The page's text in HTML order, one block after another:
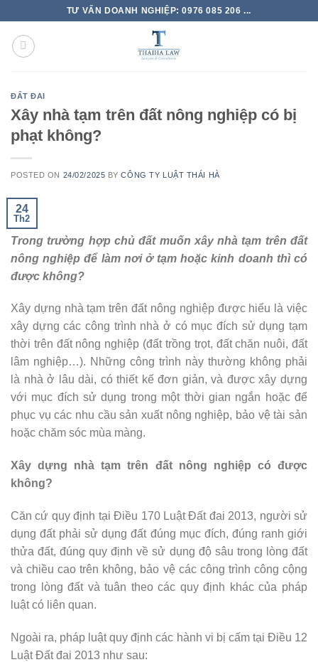
TƯ VẤN DOANH NGHIỆP: 0976 085 206 ...
ĐẤT ĐAI
Xây nhà tạm trên đất nông nghiệp có bị
phạt không?
POSTED ON 24/02/2025 BYCÔNG TY LUẬT THÁI HÀ
24
Th2
Trong trường hợp chủ đất muốn xây nhà tạm trên đất
nông nghiệp để làm nơi ở tạm hoặc kinh doanh thì có
được không?
Xây dựng nhà tạm trên đất nông nghiệp được hiểu là việc
xây dựng các công trình nhà ở có mục đích sử dụng tạm
thời trên đất nông nghiệp (đất trồng trọt, đất chăn nuôi, đất
lâm nghiệp…). Những công trình này thường không phải
là nhà ở lâu dài, có thiết kế đơn giản, và được xây dựng
với mục đích sử dụng trong một thời gian ngắn hoặc để
phục vụ các nhu cầu sản xuất nông nghiệp, bảo vệ tài sản
hoặc chăm sóc mùa màng.
Xây dựng nhà tạm trên đất nông nghiệp có được
không?
Căn cứ quy định tại Điều 170 Luật Đất đai 2013, người sử
dụng đất phải sử dụng đất đúng mục đích, đúng ranh giới
thửa đất, đúng quy định về sử dụng độ sâu trong lòng đất
và chiều cao trên không, bảo vệ các công trình công cộng
trong lòng đất và tuân theo các quy định khác của pháp
luật có liên quan.
Ngoài ra, pháp luật quy định các hành vi bị cấm tại Điều 12
Luật Đất đai 2013 như sau: